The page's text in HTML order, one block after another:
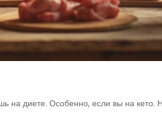
на диете. Особенно, если вы на кето.